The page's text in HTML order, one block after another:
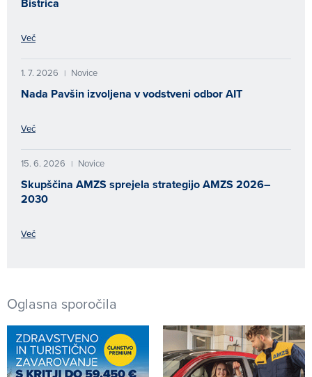
Bistrica
Več
1. 7. 2026 | Novice
Nada Pavšin izvoljena v vodstveni odbor AIT
Več
15. 6. 2026 | Novice
Skupščina AMZS sprejela strategijo AMZS 2026–
2030
Več
Oglasna sporočila